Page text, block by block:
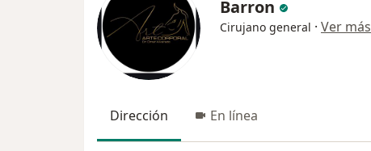
Barron
Cirujano general · Ver más
Dirección En línea